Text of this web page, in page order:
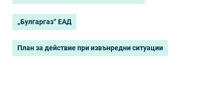
„Булгаргаз“ ЕАД
План за действие при извънредни ситуации